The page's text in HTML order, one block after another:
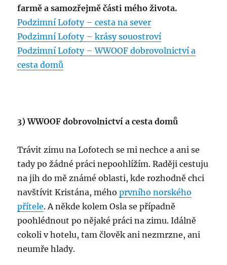
farmě a samozřejmě části mého života.
Podzimní Lofoty – cesta na sever
Podzimní Lofoty – krásy souostroví
Podzimní Lofoty – WWOOF dobrovolnictví a
cesta domů
3) WWOOF dobrovolnictví a cesta domů
Trávit zimu na Lofotech se mi nechce a ani se
tady po žádné práci nepoohlížím. Raději cestuju
na jih do mě známé oblasti, kde rozhodně chci
navštívit Kristána, méhoprvního norského
přítele. A někde kolem Osla se případně
poohlédnout po nějaké práci na zimu. Idálně
cokoli v hotelu, tam člověk ani nezmrzne, ani
neumře hlady.